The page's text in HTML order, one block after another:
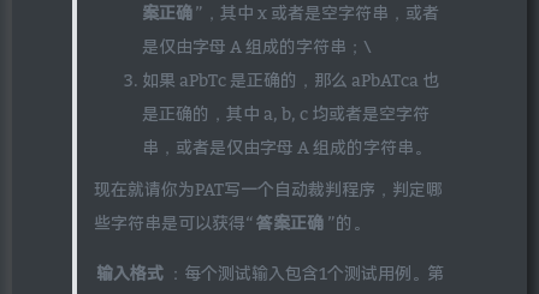
案正确 ”，其中 x 或者是空字符串，或者
是仅由字母 A 组成的字符串；\
如果 aPbTc 是正确的，那么 aPbATca 也
是正确的，其中 a, b, c 均或者是空字符
串，或者是仅由字母 A 组成的字符串。
现在就请你为PAT写一个自动裁判程序，判定哪
些字符串是可以获得“答案正确 ”的。
输入格式 ：每个测试输入包含1个测试用例。第